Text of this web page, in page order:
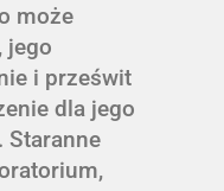
może
jego
i prześwit
dla jego
Staranne